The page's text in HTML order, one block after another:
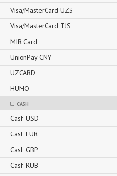
Visa/MasterCard UZS
Visa/MasterCard TJS
MIR Card
UnionPay CNY
UZCARD
HUMO
CASH
Cash USD
Cash EUR
Cash GBP
Cash RUB